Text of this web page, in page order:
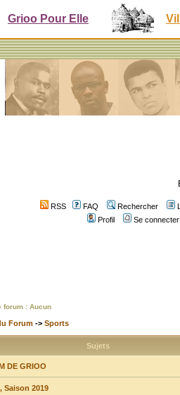
Grioo Pour Elle
RSS FAQ Rechercher
Profil
Se
forum : Aucun
Forum -> Sports
Sujets
DE GRIOO
Saison 2019